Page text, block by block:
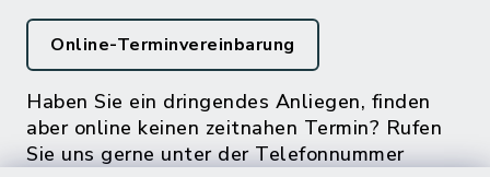
Online-Terminvereinbarung
Haben Sie ein dringendes Anliegen, finden
aber online keinen zeitnahen Termin? Rufen
Sie uns gerne unter der Telefonnummer